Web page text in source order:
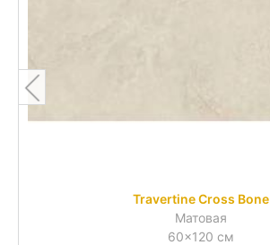
Travertine Cross Bone
Матовая
60x120 см